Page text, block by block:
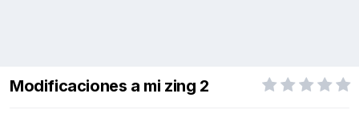
Modificaciones a mi zing 2